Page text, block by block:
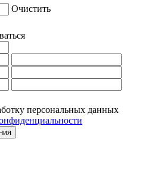
Очистить
персональных данных